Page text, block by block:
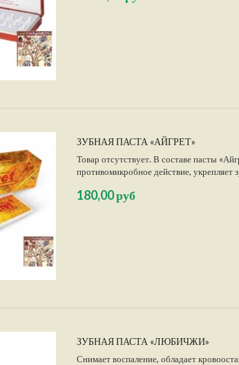
ЗУБНАЯ ПАСТА «АЙГРЕТ»
Товар отсутствует. В составе пасты
противомикробное действие, укрепляет
180,00 руб
ЗУБНАЯ ПАСТА «ЛЮБИЧЖИ»
Снимает воспаление, обладает